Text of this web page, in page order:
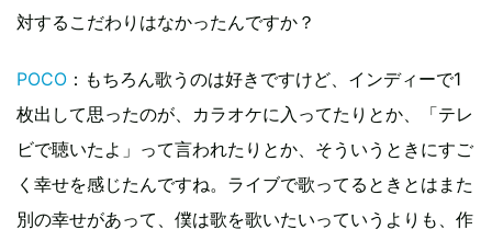
対するこだわりはなかったんですか？
POCO ：もちろん歌うのは好きですけど、インディーで1
枚出して思ったのが、カラオケに入ってたりとか、「テレ
ビで聴いたよ」って言われたりとか、そういうときにすご
く幸せを感じたんですね。ライブで歌ってるときとはまた
別の幸せがあって、僕は歌を歌いたいっていうよりも、作